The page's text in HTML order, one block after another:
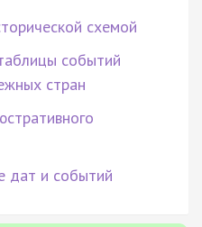
схемой
событий
стран
дат и событий